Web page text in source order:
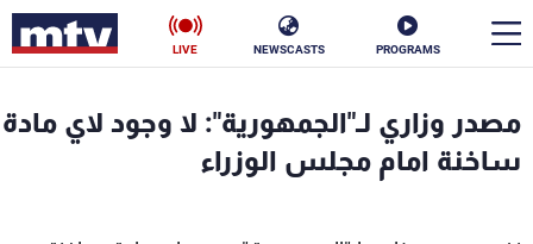
PROGRAMS
NEWSCASTS
LIVE
مصدر وزاري لـ"الجمهورية": لا وجود لاي مادة
ساخنة امام مجلس الوزراء
الأخبار